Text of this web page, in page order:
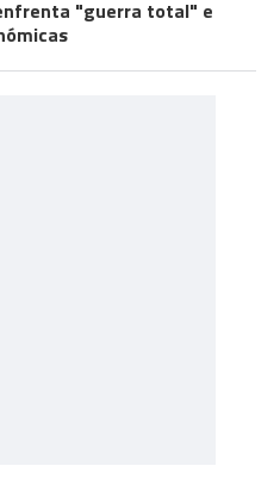
"guerra total" e